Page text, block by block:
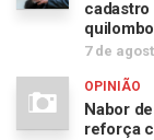
7 de
OPINIÃO
Nabor
reforça